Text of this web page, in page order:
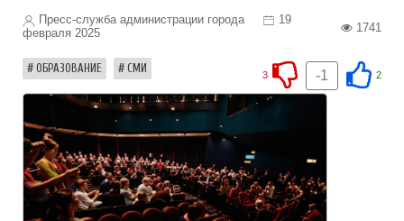
Пресс-служба администрации города
19
февраля 2025
1741
ОБРАЗОВАНИЕ СМИ 2
-1
3